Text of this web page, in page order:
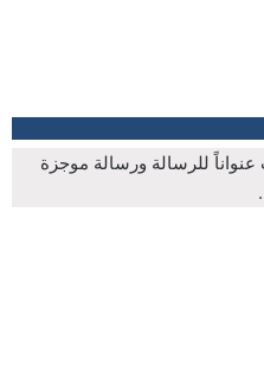
للرسالة ورسالة موجزة